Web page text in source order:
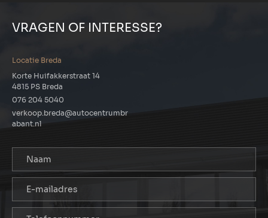
VRAGEN OF INTERESSE?
Locatie Breda
Korte Huifakkerstraat 14
4815 PS Breda
076 204 5040
verkoop.breda@autocentrumbr
abant.nl